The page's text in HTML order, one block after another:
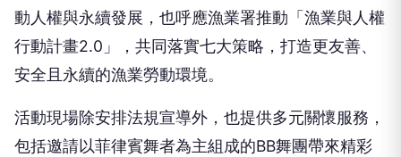
行動計畫2.0」，共同落實七大策略，打造更友善、
安全且永續的漁業勞動環境。
活動現場除安排法規宣導外，也提供多元關懷服務，
包括邀請以菲律賓舞者為主組成的BB舞團帶來精彩
演出，展現東南亞文化特色；另由「愛剪髮義剪團」